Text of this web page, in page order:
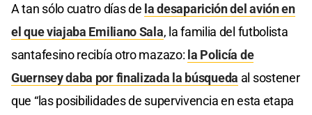
A tan sólo cuatro días de la desaparición del avión en
el que viajaba Emiliano Sala, la familia del futbolista
santafesino recibía otro mazazo: la Policía de
Guernsey daba por finalizada la búsqueda al sostener
que “las posibilidades de supervivencia en esta etapa